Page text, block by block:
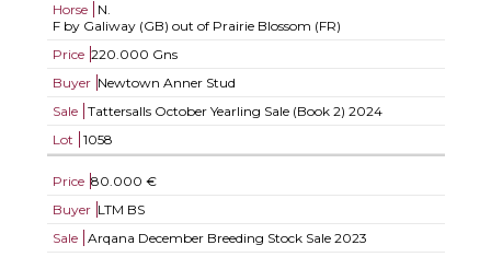
Horse
N.
F by Galiway (GB) out of Prairie Blossom (FR)
Price 220.000 Gns
Buyer Newtown Anner Stud
Sale
Tattersalls October Yearling Sale (Book 2) 2024
Lot
1058
Price 80.000 €
Buyer LTM BS
Sale
Arqana December Breeding Stock Sale 2023